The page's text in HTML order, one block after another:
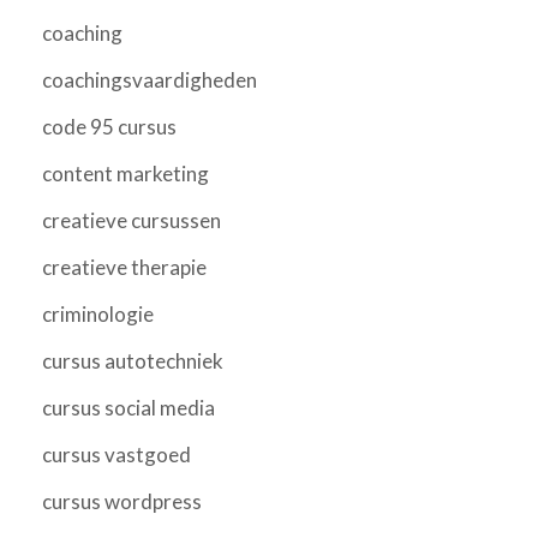
coaching
coachingsvaardigheden
code 95 cursus
content marketing
creatieve cursussen
creatieve therapie
criminologie
cursus autotechniek
cursus social media
cursus vastgoed
cursus wordpress